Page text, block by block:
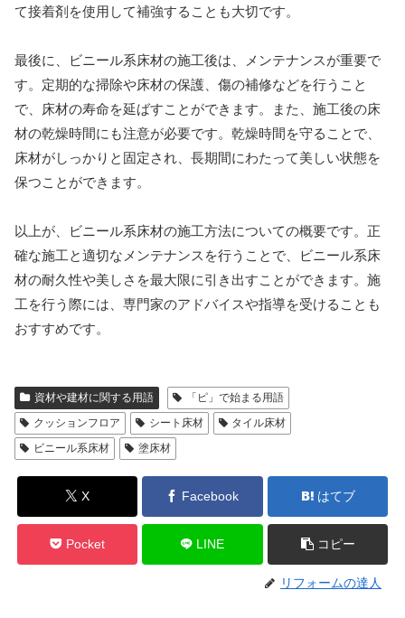
て接着剤を使用して補強することも大切です。
最後に、ビニール系床材の施工後は、メンテナンスが重要で
す。定期的な掃除や床材の保護、傷の補修などを行うこと
で、床材の寿命を延ばすことができます。また、施工後の床
材の乾燥時間にも注意が必要です。乾燥時間を守ることで、
床材がしっかりと固定され、長期間にわたって美しい状態を
保つことができます。
以上が、ビニール系床材の施工方法についての概要です。正
確な施工と適切なメンテナンスを行うことで、ビニール系床
材の耐久性や美しさを最大限に引き出すことができます。施
工を行う際には、専門家のアドバイスや指導を受けることも
おすすめです。
資材や建材に関する用語
「ピ」で始まる用語
クッションフロア
シート床材
タイル床材
ビニール系床材
塗床材
X Facebook はてブ
Pocket LINE コピー
リフォームの達人